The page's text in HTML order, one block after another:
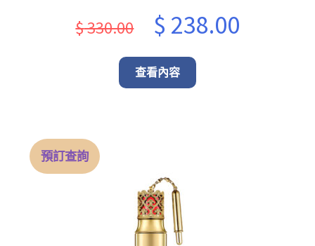
$330.00
Original
price
was:
$ 238.00Current
查看內容
預訂查詢